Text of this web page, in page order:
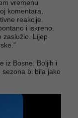
vremenu
komentara,
reakcije.
i iskreno.
zaslužio. Lijep
iz Bosne. Boljih i
sezona bi bila jako